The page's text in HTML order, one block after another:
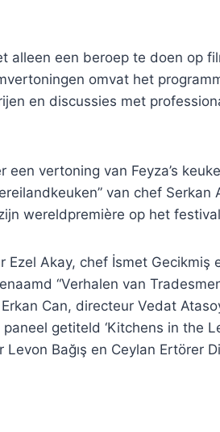
alleen een beroep te doen op
omvat het
en discussies met
vertoning van Feyza’s
van chef Serkan
wereldpremière op het
Ezel Akay, chef İsmet Gecikmiş
“Verhalen van
Can, directeur Vedat
getiteld ‘Kitchens in the
Bağış en Ceylan Ertörer